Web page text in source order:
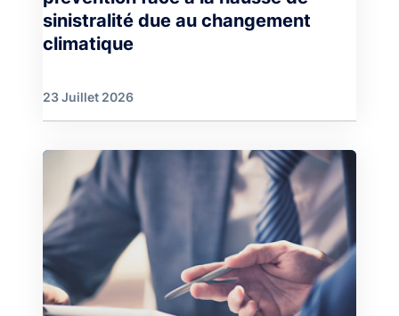
sinistralité due au changement
climatique
23 Juillet 2026
Image